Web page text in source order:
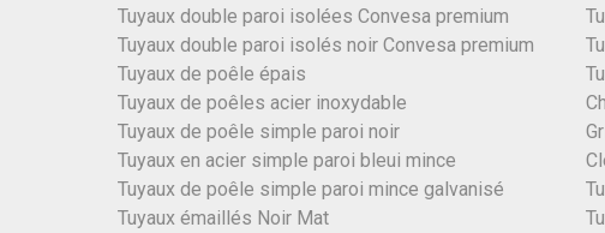
Tuyaux double paroi isolées Convesa premium
Tuyaux double paroi isolés noir Convesa premium
Tuyaux de poêle épais
Tuyaux de poêles acier inoxydable
Tuyaux de poêle simple paroi noir
Tuyaux en acier simple paroi bleui mince
Tuyaux de poêle simple paroi mince galvanisé
Tuyaux émaillés Noir Mat